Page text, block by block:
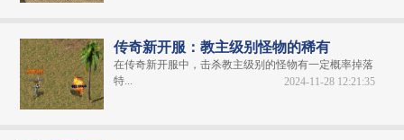
传奇新开服：教主级别怪物的稀有
在传奇新开服中，击杀教主级别的怪物有一定概率掉落
特...
2024-11-28 12:21:35